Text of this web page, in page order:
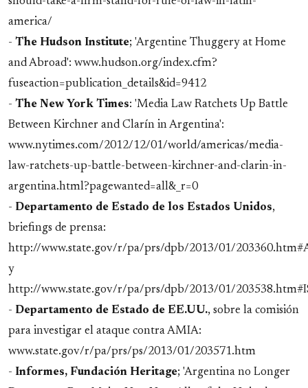
america/
- The Hudson Institute; 'Argentine Thuggery at Home
and Abroad': www.hudson.org/index.cfm?
fuseaction=publication_details&id=9412
- The New York Times: 'Media Law Ratchets Up Battle
Between Kirchner and Clarín in Argentina':
www.nytimes.com/2012/12/01/world/americas/media-
law-ratchets-up-battle-between-kirchner-and-clarin-in-
argentina.html?pagewanted=all&_r=0
- Departamento de Estado de los Estados Unidos,
briefings de prensa:
http://www.state.gov/r/pa/prs/dpb/2013/01/
y
http://www.state.gov/r/pa/prs/dpb/2013/01/
- Departamento de Estado de EE.UU., sobre la comisión
para investigar el ataque contra AMIA:
www.state.gov/r/pa/prs/ps/2013/01/203571.htm
- Informes, Fundación Heritage; 'Argentina no Longer